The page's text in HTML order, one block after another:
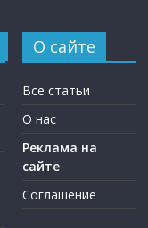
О сайте
Все статьи
О нас
Реклама на
сайте
Соглашение